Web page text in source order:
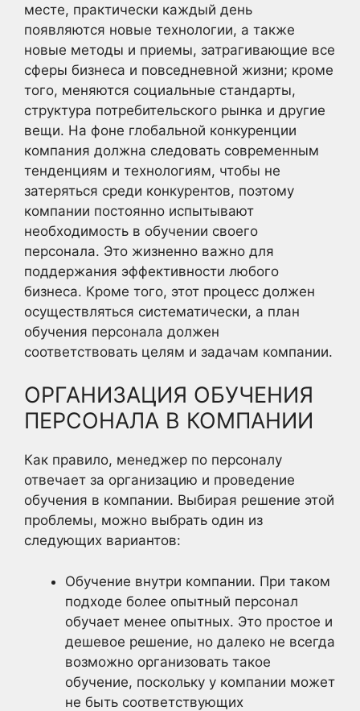
месте, практически каждый день
появляются новые технологии, а также
новые методы и приемы, затрагивающие все
сферы бизнеса и повседневной жизни; кроме
того, меняются социальные стандарты,
структура потребительского рынка и другие
вещи. На фоне глобальной конкуренции
компания должна следовать современным
тенденциям и технологиям, чтобы не
затеряться среди конкурентов, поэтому
компании постоянно испытывают
необходимость в обучении своего
персонала. Это жизненно важно для
поддержания эффективности любого
бизнеса. Кроме того, этот процесс должен
осуществляться систематически, а план
обучения персонала должен
соответствовать целям и задачам компании.
ОРГАНИЗАЦИЯ ОБУЧЕНИЯ
ПЕРСОНАЛА В КОМПАНИИ
Как правило, менеджер по персоналу
отвечает за организацию и проведение
обучения в компании. Выбирая решение этой
проблемы, можно выбрать один из
следующих вариантов:
Обучение внутри компании. При таком
подходе более опытный персонал
обучает менее опытных. Это простое и
дешевое решение, но далеко не всегда
возможно организовать такое
обучение, поскольку у компании может
не быть соответствующих